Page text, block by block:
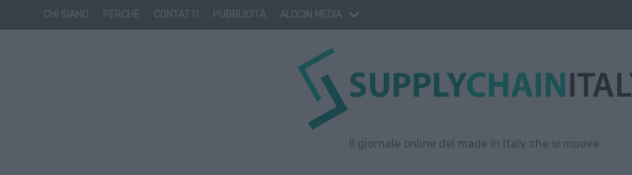
CHI SIAMO PERCHÈ CONTATTI PUBBLICITÀ ALOCIN MEDIA
Il giornale online del made in Italy che si muove